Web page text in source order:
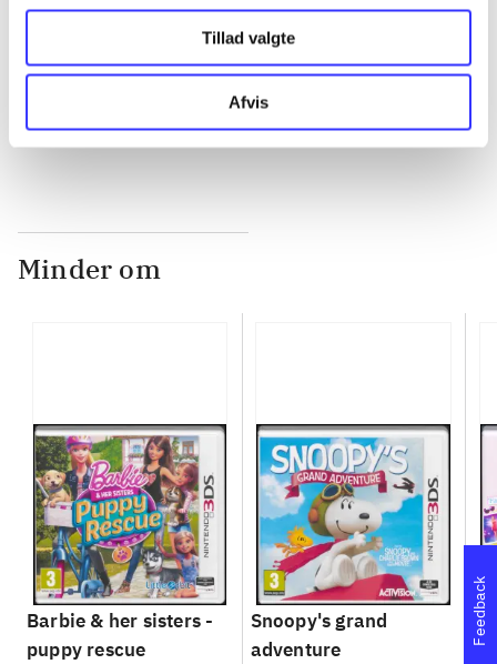
Tillad valgte
Afvis
Minder om
Barbie & her sisters -
puppy rescue
Snoopy's grand
adventure
Feedback